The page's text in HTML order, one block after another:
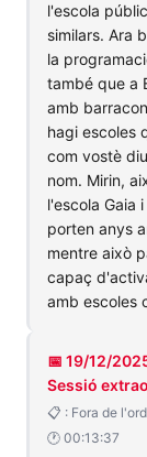
l'escola
similars. Ara
la
també que a
amb
hagi escoles
com vostè
nom. Mirin,
l'escola Gaia
porten anys
mentre això
capaç
amb escoles
📅 19/12/
Sessió
📋 : Fora de
🕐 00:13:37